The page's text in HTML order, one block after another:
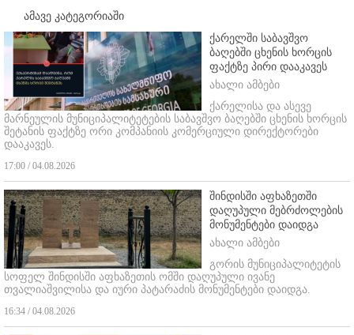
ამავე კატეგორიაში
ქარელში საბავშვო
ბაღებში ცხენის ხორცის
ფაქტზე პირი დააკავეს
ახალი ამბები
ქარელისა და ასევე
მარნეულის მუნიციპალიტეტების საბავშვო ბაღებში ცხენის ხორცის
შეტანის ფაქტზე ორი კომპანიის კომერციული დირექტორები
დააკავეს.
17:00 / 04.08.2026
შინდისში აფხაზეთში
დაღუპული მებრძოლების
მონუმენტები დაიდგა
ახალი ამბები
გორის მუნიციპალიტეტის
სოფელ შინდისში აფხაზეთის ომში დაღუპული ივანე
თვალიაშვილისა და იური პატარაძის მონუმენტები დაიდგა.
16:34 / 04.08.2026